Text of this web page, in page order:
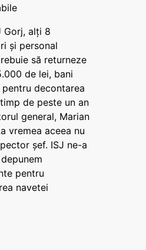
Gorj, alți 8
și personal
să returneze
de lei, bani
decontarea
de peste un an
general, Marian
vremea aceea nu
șef. ISJ ne-a
pentru
navetei